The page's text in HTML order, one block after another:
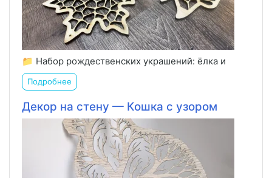
📁 Набор рождественских украшений: ёлка и
Подробнее
Декор на стену — Кошка с узором